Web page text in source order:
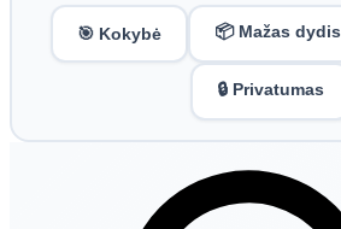
🎯 Kokybė 📦 Mažas dydis
🔒 Privatumas